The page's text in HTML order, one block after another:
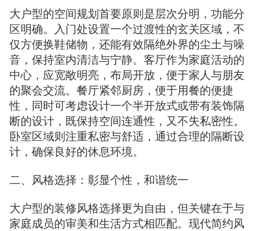
大户型的空间规划首要原则是层次分明，功能分
区明确。入门处设置一个过渡性的玄关区域，不
仅方便换鞋储物，还能有效隔绝外界的尘土与噪
音，保持室内清洁与宁静。客厅作为家庭活动的
中心，应宽敞明亮，布局开放，便于家人与朋友
的聚会交流。餐厅紧邻厨房，便于用餐的便捷
性，同时可考虑设计一个半开放式或带有装饰隔
断的设计，既保持空间连通性，又不失私密性。
卧室区域则注重私密与舒适，通过合理的隔断设
计，确保良好的休息环境。
二、风格选择：彰显个性，和谐统一
大户型的装修风格选择更为自由，但关键在于与
家庭成员的审美和生活方式相匹配。现代简约风